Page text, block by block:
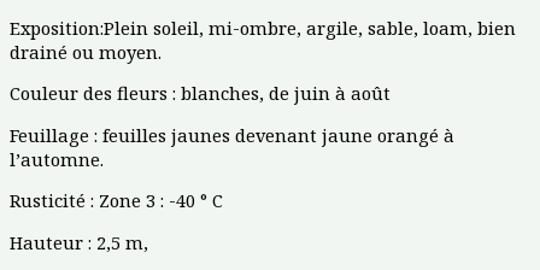
Exposition:Plein soleil, mi-ombre, argile, sable, loam, bien
drainé ou moyen.
Couleur des fleurs : blanches, de juin à août
Feuillage : feuilles jaunes devenant jaune orangé à
l’automne.
Rusticité : Zone 3 : -40 ° C
Hauteur : 2,5 m,